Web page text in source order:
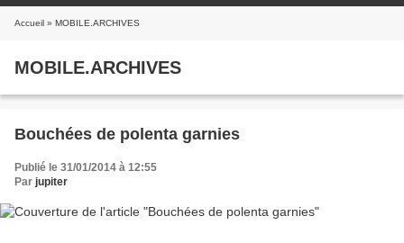
Accueil » MOBILE.ARCHIVES
MOBILE.ARCHIVES
Bouchées de polenta garnies
Publié le 31/01/2014 à 12:55
Par jupiter